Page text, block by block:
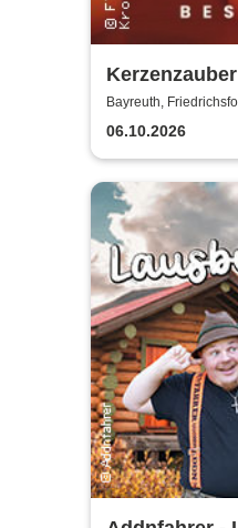
Bayreuth,
06.10.2026